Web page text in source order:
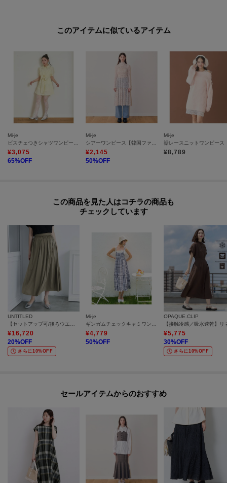
トップスはシアー系のものやTシャツ、タンクトップとレイヤードをすると夏
ボトムはワイドやフレアパンツと合わせるとバランスがとりやすいです。
シンプルなキャミワンピなのでデニムや柄ものとの相性Good。
【透け感】透けない
【生地の厚さ】普通
【伸縮性】なし
【裏地】なし
【ポケット】なし
【アジャスター】なし
【MJSL】
このアイテムに似ているアイテム
Mi-je
¥3,075
65%OFF
Mi-je
¥2,145
50%OFF
Mi-je
¥8,789
この商品を見た人はコチラの商品も
チェックしています
UNTITLED
【セットアップ可/後ろウエストゴム/光沢感】ローンフレアスカート
¥16,720
20%OFF
さらに10%OFF
Mi-je
ギンガムチェックキャミワンピース【韓国ファッション】
¥4,779
50%OFF
OPAQUE.CLIP
¥5,775
30%OFF
さらに10%OFF
セールアイテムからのおすすめ